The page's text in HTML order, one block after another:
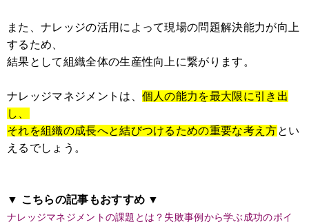
また、ナレッジの活用によって現場の問題解決能力が向上
するため、
結果として組織全体の生産性向上に繋がります。
ナレッジマネジメントは、 個人の能力を最大限に引き出
し、
それを組織の成長へと結びつけるための重要な考え方とい
えるでしょう。
▼ こちらの記事もおすすめ ▼
ナレッジマネジメントの課題とは？失敗事例から学ぶ成功のポイ